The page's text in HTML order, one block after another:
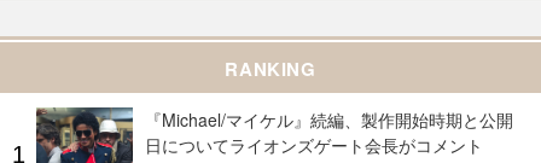
RANKING
『Michael/マイケル』続編、製作開始時期と公開
日についてライオンズゲート会長がコメント